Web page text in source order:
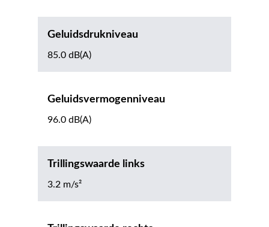
Geluidsdrukniveau
85.0 dB(A)
Geluidsvermogenniveau
96.0 dB(A)
Trillingswaarde links
3.2 m/s²